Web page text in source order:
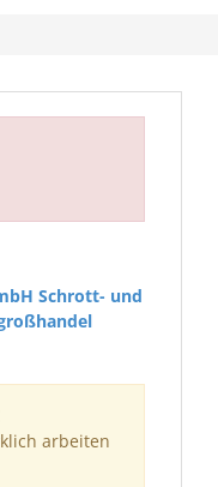
Schrott- und
arbeiten